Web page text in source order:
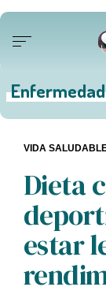
Dieta
estar
VIDA